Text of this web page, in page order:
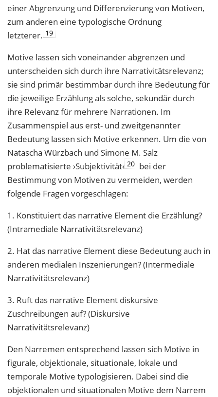
einer Abgrenzung und Differenzierung von Motiven,
zum anderen eine typologische Ordnung
letzterer. 19
Motive lassen sich voneinander abgrenzen und
unterscheiden sich durch ihre Narrativitätsrelevanz;
sie sind primär bestimmbar durch ihre Bedeutung für
die jeweilige Erzählung als solche, sekundär durch
ihre Relevanz für mehrere Narrationen. Im
Zusammenspiel aus erst- und zweitgenannter
Bedeutung lassen sich Motive erkennen. Um die von
Natascha Würzbach und Simone M. Salz
problematisierte ›Subjektivität‹ 20 bei der
Bestimmung von Motiven zu vermeiden, werden
folgende Fragen vorgeschlagen:
1. Konstituiert das narrative Element die Erzählung?
(Intramediale Narrativitätsrelevanz)
2. Hat das narrative Element diese Bedeutung auch in
anderen medialen Inszenierungen? (Intermediale
Narrativitätsrelevanz)
3. Ruft das narrative Element diskursive
Zuschreibungen auf? (Diskursive
Narrativitätsrelevanz)
Den Narremen entsprechend lassen sich Motive in
figurale, objektionale, situationale, lokale und
temporale Motive typologisieren. Dabei sind die
objektionalen und situationalen Motive dem Narrem